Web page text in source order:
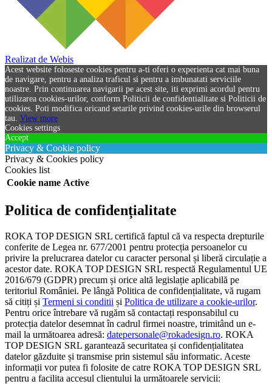
Realizat de Webis
Acest website foloseste cookies pentru a-ti oferi o experienta cat mai buna
de navigare, pentru a analiza traficul si pentru a imbunatati serviciile
noastre. Prin continuarea navigarii pe acest site, iti exprimi acordul pentru
utilizarea cookies-urilor, conform Politicii de confidentialitate si Politicii de
cookies. Poti modifica oricand setarile privind cookies-urile din browserul
tau. View more
Cookies settings
Accept
Privacy & Cookie policy
Privacy & Cookies policy
Cookies list
Cookie name Active
Politica de confidențialitate
ROKA TOP DESIGN SRL certifică faptul că va respecta drepturile
conferite de Legea nr. 677/2001 pentru protecția persoanelor cu
privire la prelucrarea datelor cu caracter personal și liberă circulație a
acestor date. ROKA TOP DESIGN SRL respectă Regulamentul UE
2016/679 (GDPR) precum și orice altă legislație aplicabilă pe
teritoriul României. Pe lângă Politica de confidențialitate, vă rugam
să citiți și Termeni si conditii și Politica de utilizare a cookie-urilor.
Pentru orice întrebare vă rugăm să contactați responsabilul cu
protecția datelor desemnat în cadrul firmei noastre, trimitând un e-
mail la următoarea adresă: datepersonale@rokadesign.ro. ROKA
TOP DESIGN SRL garantează securitatea și confidențialitatea
datelor găzduite și transmise prin sistemul său informatic. Aceste
informații vor putea fi folosite de catre ROKA TOP DESIGN SRL
pentru a facilita accesul clientului la următoarele servicii: